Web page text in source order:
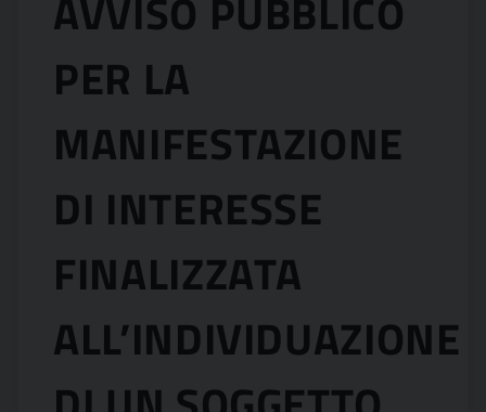
AVVISO PUBBLICO
PER LA
MANIFESTAZIONE
DI INTERESSE
FINALIZZATA
ALL’INDIVIDUAZIONE